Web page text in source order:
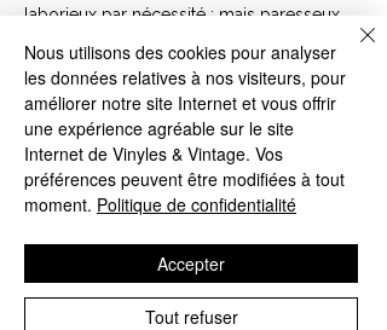
laborieux par nécessité ; mais paresseux...
poète par délassement ; musicien par
occasion ; amoureux par folles bouffées ;
j'ai tout vu, tout fait, tout usé.
ISBN : 9782038700145
Découvrez le deuxième tome captivant de "Le
mariage de Figaro" par Beaumarchais !
Plongez dans l'univers trépidant de cette
comédie satirique, mêlant amour, intrigues et
rebondissements. Avec une plume
Nous utilisons des cookies pour analyser
les données relatives à nos visiteurs, pour
améliorer notre site Internet et vous offrir
une expérience agréable sur le site
Internet de Vinyles & Vintage. Vos
préférences peuvent être modifiées à tout
moment. Politique de confidentialité
Tout refuser
Accepter